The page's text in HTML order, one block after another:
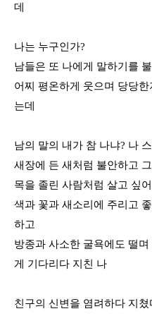
데
나는 누구인가?
남들은 또 나에게 말하기를
어찌 평온하게 웃으며 당당
는데
남의 말의 내가 참 나냐? 나
새장에 든 새처럼 불안하고
목을 졸린 사람처럼 살고 싶
색과 꽃과 새소리에 주리고
하고
방종과 사소한 굴욕에도 떨
게 기다리다 지친 나
친구의 신변을 염려하다 지